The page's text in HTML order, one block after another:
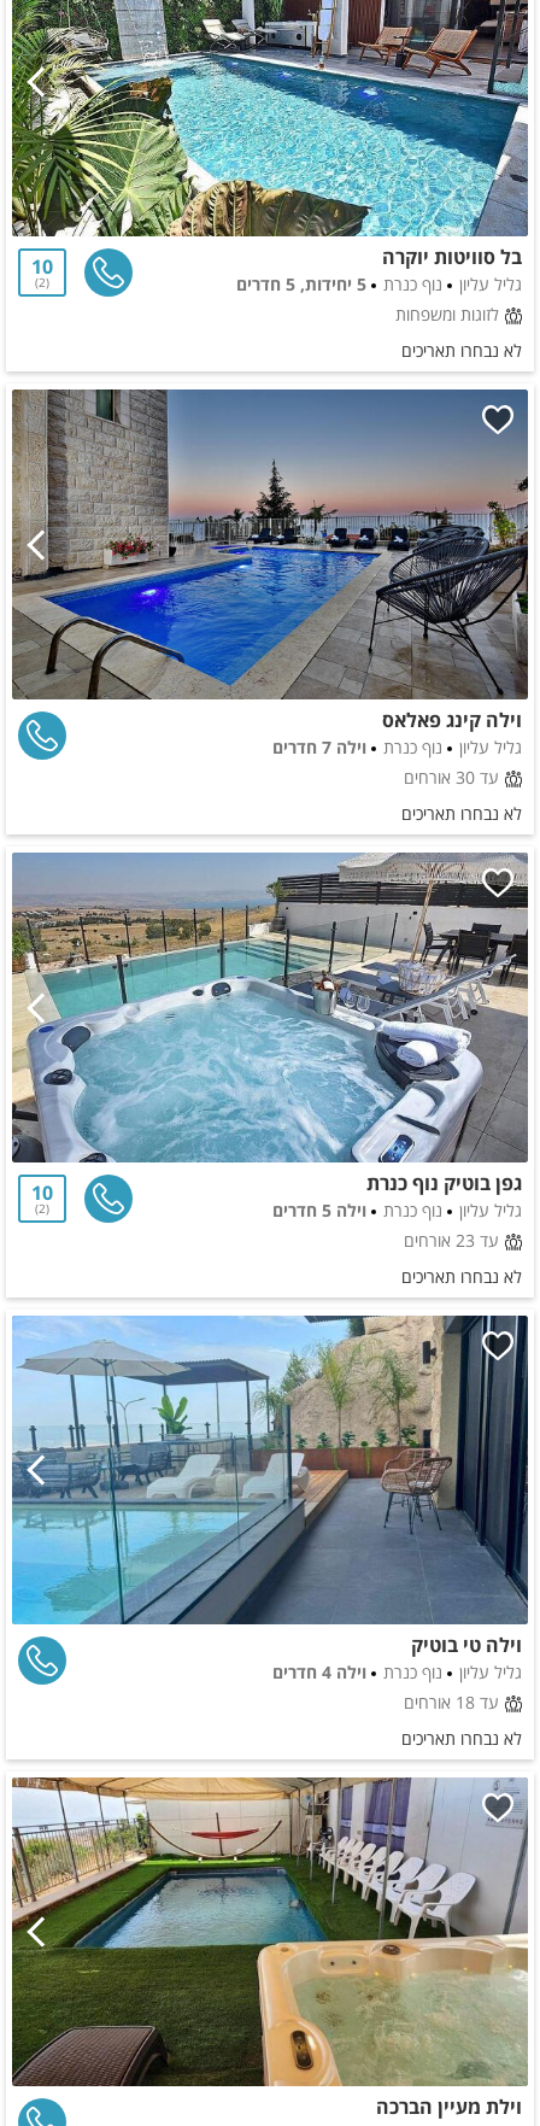
בל סוויטות יוקרה
גליל עליון נוף כנרת
5 יחידות, 5 חדרים
לזוגות ומשפחות
10
2
לא נבחרו תאריכים
וילה קינג פאלאס
גליל עליון נוף כנרת
וילה 7 חדרים
עד 30 אורחים
לא נבחרו תאריכים
גפן בוטיק נוף כנרת
גליל עליון נוף כנרת
וילה 5 חדרים
עד 23 אורחים
10
2
לא נבחרו תאריכים
וילה טי בוטיק
גליל עליון נוף כנרת
וילה 4 חדרים
עד 18 אורחים
לא נבחרו תאריכים
וילת מעיין הברכה